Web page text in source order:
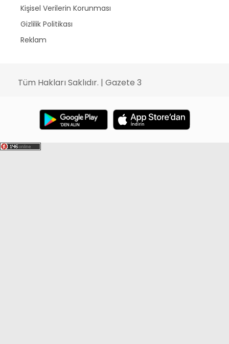
Kişisel Verilerin Korunması
Gizlilik Politikası
Reklam
Tüm Hakları Saklıdır. | Gazete 3